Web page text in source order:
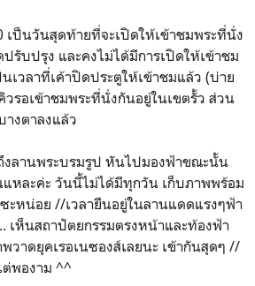
ป็นวันสุดท้ายที่จะเปิดให้เข้าชมพระที่นั่ง
รับปรุง และคงไม่ได้มีการเปิดให้เข้าชม
เวลาที่เค้าปิดประตูให้เข้าชมแล้ว (บ่าย
รอเข้าชมพระที่นั่งกันอยู่ในเขตรั้ว ส่วน
งตาลงแล้ว
งลานพระบรมรูป หันไปมองฟ้าขณะนั้น
หละค่ะ วันนี้ไม่ได้มีทุกวัน เก็บภาพพร้อม
ะหน่อย //เวลายืนอยู่ในลานแดดแรงๆฟ้า
เห็นสถาปัตยกรรมตรงหน้าและท้องฟ้า
าดยุคเรอเนซองส์เลยนะ เข้ากันสุดๆ //
ต่พองาม ^^